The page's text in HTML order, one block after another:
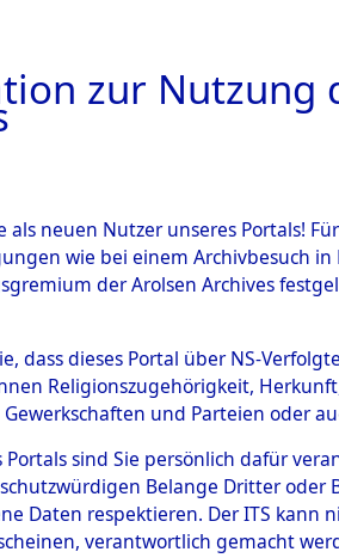
Achmühle
zur Nutzung
als neuen Nutzer unseres Portals!
wie bei einem Archivbesuch
der Arolsen Archives
dass dieses Portal über NS-
Religionszugehörigkeit,
und Parteien oder
Portals sind Sie persönlich dafür
Belange Dritter
Daten respektieren. Der ITS
verantwortlich gemacht